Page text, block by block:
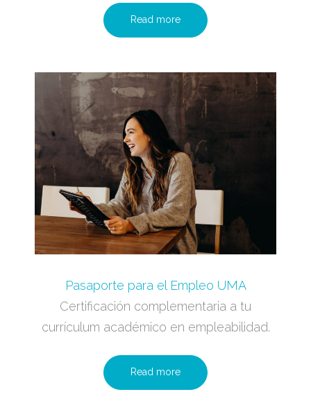
Read more
Pasaporte para el Empleo UMA
Certificación complementaria a tu
currículum académico en empleabilidad.
Read more